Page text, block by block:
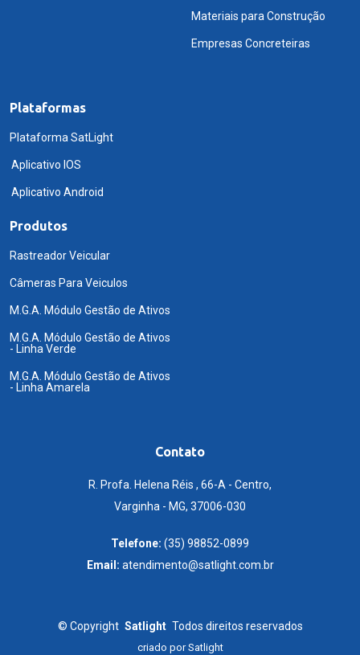
Materiais para Construção
Empresas Concreteiras
Plataformas
Plataforma SatLight
Aplicativo IOS
Aplicativo Android
Produtos
Rastreador Veicular
Câmeras Para Veiculos
M.G.A. Módulo Gestão de Ativos
M.G.A. Módulo Gestão de Ativos
- Linha Verde
M.G.A. Módulo Gestão de Ativos
- Linha Amarela
Contato
R. Profa. Helena Réis , 66-A - Centro,
Varginha - MG, 37006-030
Telefone: (35) 98852-0899
Email: atendimento@satlight.com.br
© Copyright Satlight Todos direitos reservados
criado porSatlight